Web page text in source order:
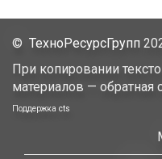
© ТехноРесурсГрупп
При копировании
материалов — обратная
Поддержка cts